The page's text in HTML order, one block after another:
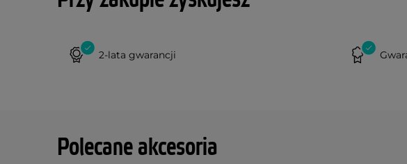
2-lata gwarancji
Polecane akcesoria